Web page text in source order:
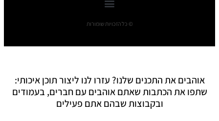
© כל הזכויות שומורות
אוהבים את התכנים שלנו? עזרו לנו ליצור תוכן איכותי:
שתפו את הכתבות שאתם אוהבים עם חברים, בעמודים
ובקבוצות שבהם אתם פעילים